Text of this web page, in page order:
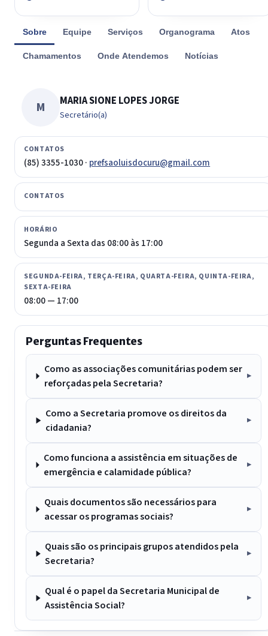
Sobre Equipe Serviços Organograma Atos
Chamamentos Onde Atendemos Notícias
M MARIA SIONE LOPES JORGE
Secretário(a)
CONTATOS
(85) 3355-1030 · prefsaoluisdocuru@gmail.com
CONTATOS
HORÁRIO
Segunda a Sexta das 08:00 às 17:00
SEGUNDA-FEIRA, TERÇA-FEIRA, QUARTA-FEIRA, QUINTA-FEIRA,
SEXTA-FEIRA
08:00 — 17:00
Perguntas Frequentes
Como as associações comunitárias podem ser
reforçadas pela Secretaria?
Como a Secretaria promove os direitos da
cidadania?
Como funciona a assistência em situações de
emergência e calamidade pública?
Quais documentos são necessários para
acessar os programas sociais?
Quais são os principais grupos atendidos pela
Secretaria?
Qual é o papel da Secretaria Municipal de
Assistência Social?